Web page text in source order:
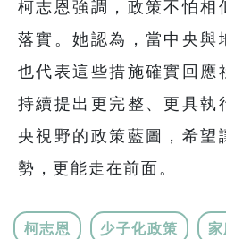
柯志恩強調，政策不怕相
落實。她認為，當中央與
也代表這些措施確實回應
持續提出更完整、更具執
央視野的政策藍圖，希望
勢，更能走在前面。
柯志恩 少子化政策